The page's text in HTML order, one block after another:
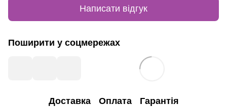
Написати відгук
Поширити у соцмережах
Доставка Оплата Гарантія